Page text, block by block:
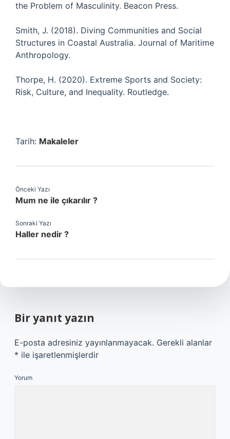
the Problem of Masculinity. Beacon Press.
Smith, J. (2018). Diving Communities and Social
Structures in Coastal Australia. Journal of Maritime
Anthropology.
Thorpe, H. (2020). Extreme Sports and Society:
Risk, Culture, and Inequality. Routledge.
Tarih: Makaleler
Önceki Yazı
Mum ne ile çıkarılır ?
Sonraki Yazı
Haller nedir ?
Bir yanıt yazın
E-posta adresiniz yayınlanmayacak. Gerekli alanlar
* ile işaretlenmişlerdir
Yorum